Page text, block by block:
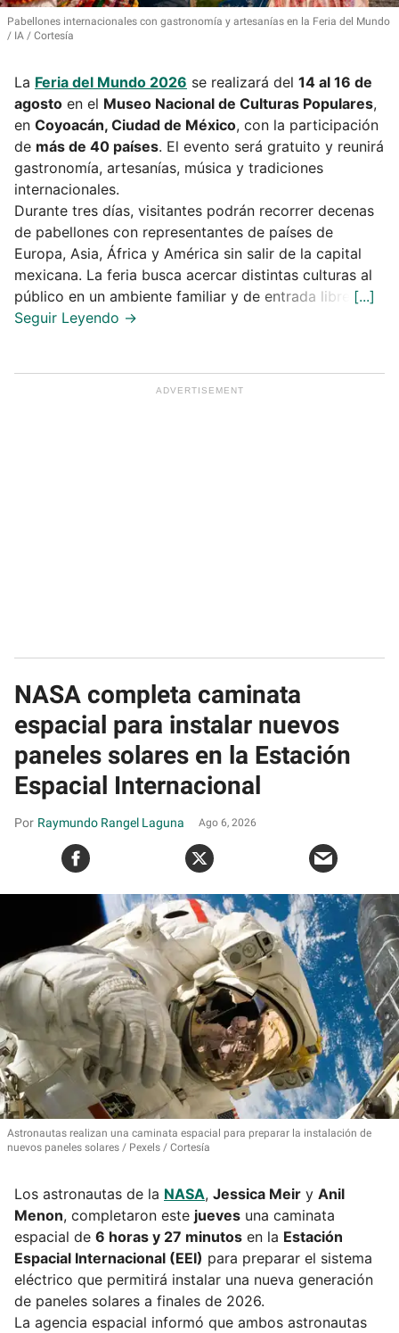
Pabellones internacionales con gastronomía y artesanías en la Feria del Mundo
IA / Cortesía
La Feria del Mundo 2026 se realizará del 14 al 16 de
agosto en el Museo Nacional de Culturas Populares,
en Coyoacán, Ciudad de México, con la participación
de más de 40 países. El evento será gratuito y reunirá
gastronomía, artesanías, música y tradiciones
internacionales.
Durante tres días, visitantes podrán recorrer decenas
de pabellones con representantes de países de
Europa, Asia, África y América sin salir de la capital
mexicana. La feria busca acercar distintas culturas al
público en un ambiente familiar y de entrada libre.
NASA completa caminata
espacial para instalar nuevos
paneles solares en la Estación
Espacial Internacional
Raymundo Rangel Laguna Ago 6, 2026
Astronautas realizan una caminata espacial para preparar la instalación de
nuevos paneles solares
Pexels / Cortesía
Los astronautas de la NASA, Jessica Meir y Anil
Menon, completaron este jueves una caminata
espacial de 6 horas y 27 minutos en la Estación
Espacial Internacional (EEI) para preparar el sistema
eléctrico que permitirá instalar una nueva generación
de paneles solares a finales de 2026.
La agencia espacial informó que ambos astronautas